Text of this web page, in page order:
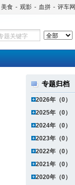
美食 - 观影 - 血拼 - 评车网
专题归档
2026年（0）
2025年（0）
2024年（0）
2023年（0）
2022年（0）
2021年（0）
2020年（0）